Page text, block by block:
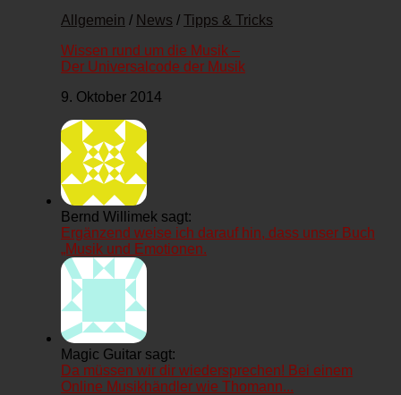
Allgemein / News / Tipps & Tricks
Wissen rund um die Musik –
Der Universalcode der Musik
9. Oktober 2014
Bernd Willimek sagt:
Ergänzend weise ich darauf hin, dass unser Buch
„Musik und Emotionen.
Magic Guitar sagt:
Da müssen wir dir wiedersprechen! Bei einem
Online Musikhändler wie Thomann...